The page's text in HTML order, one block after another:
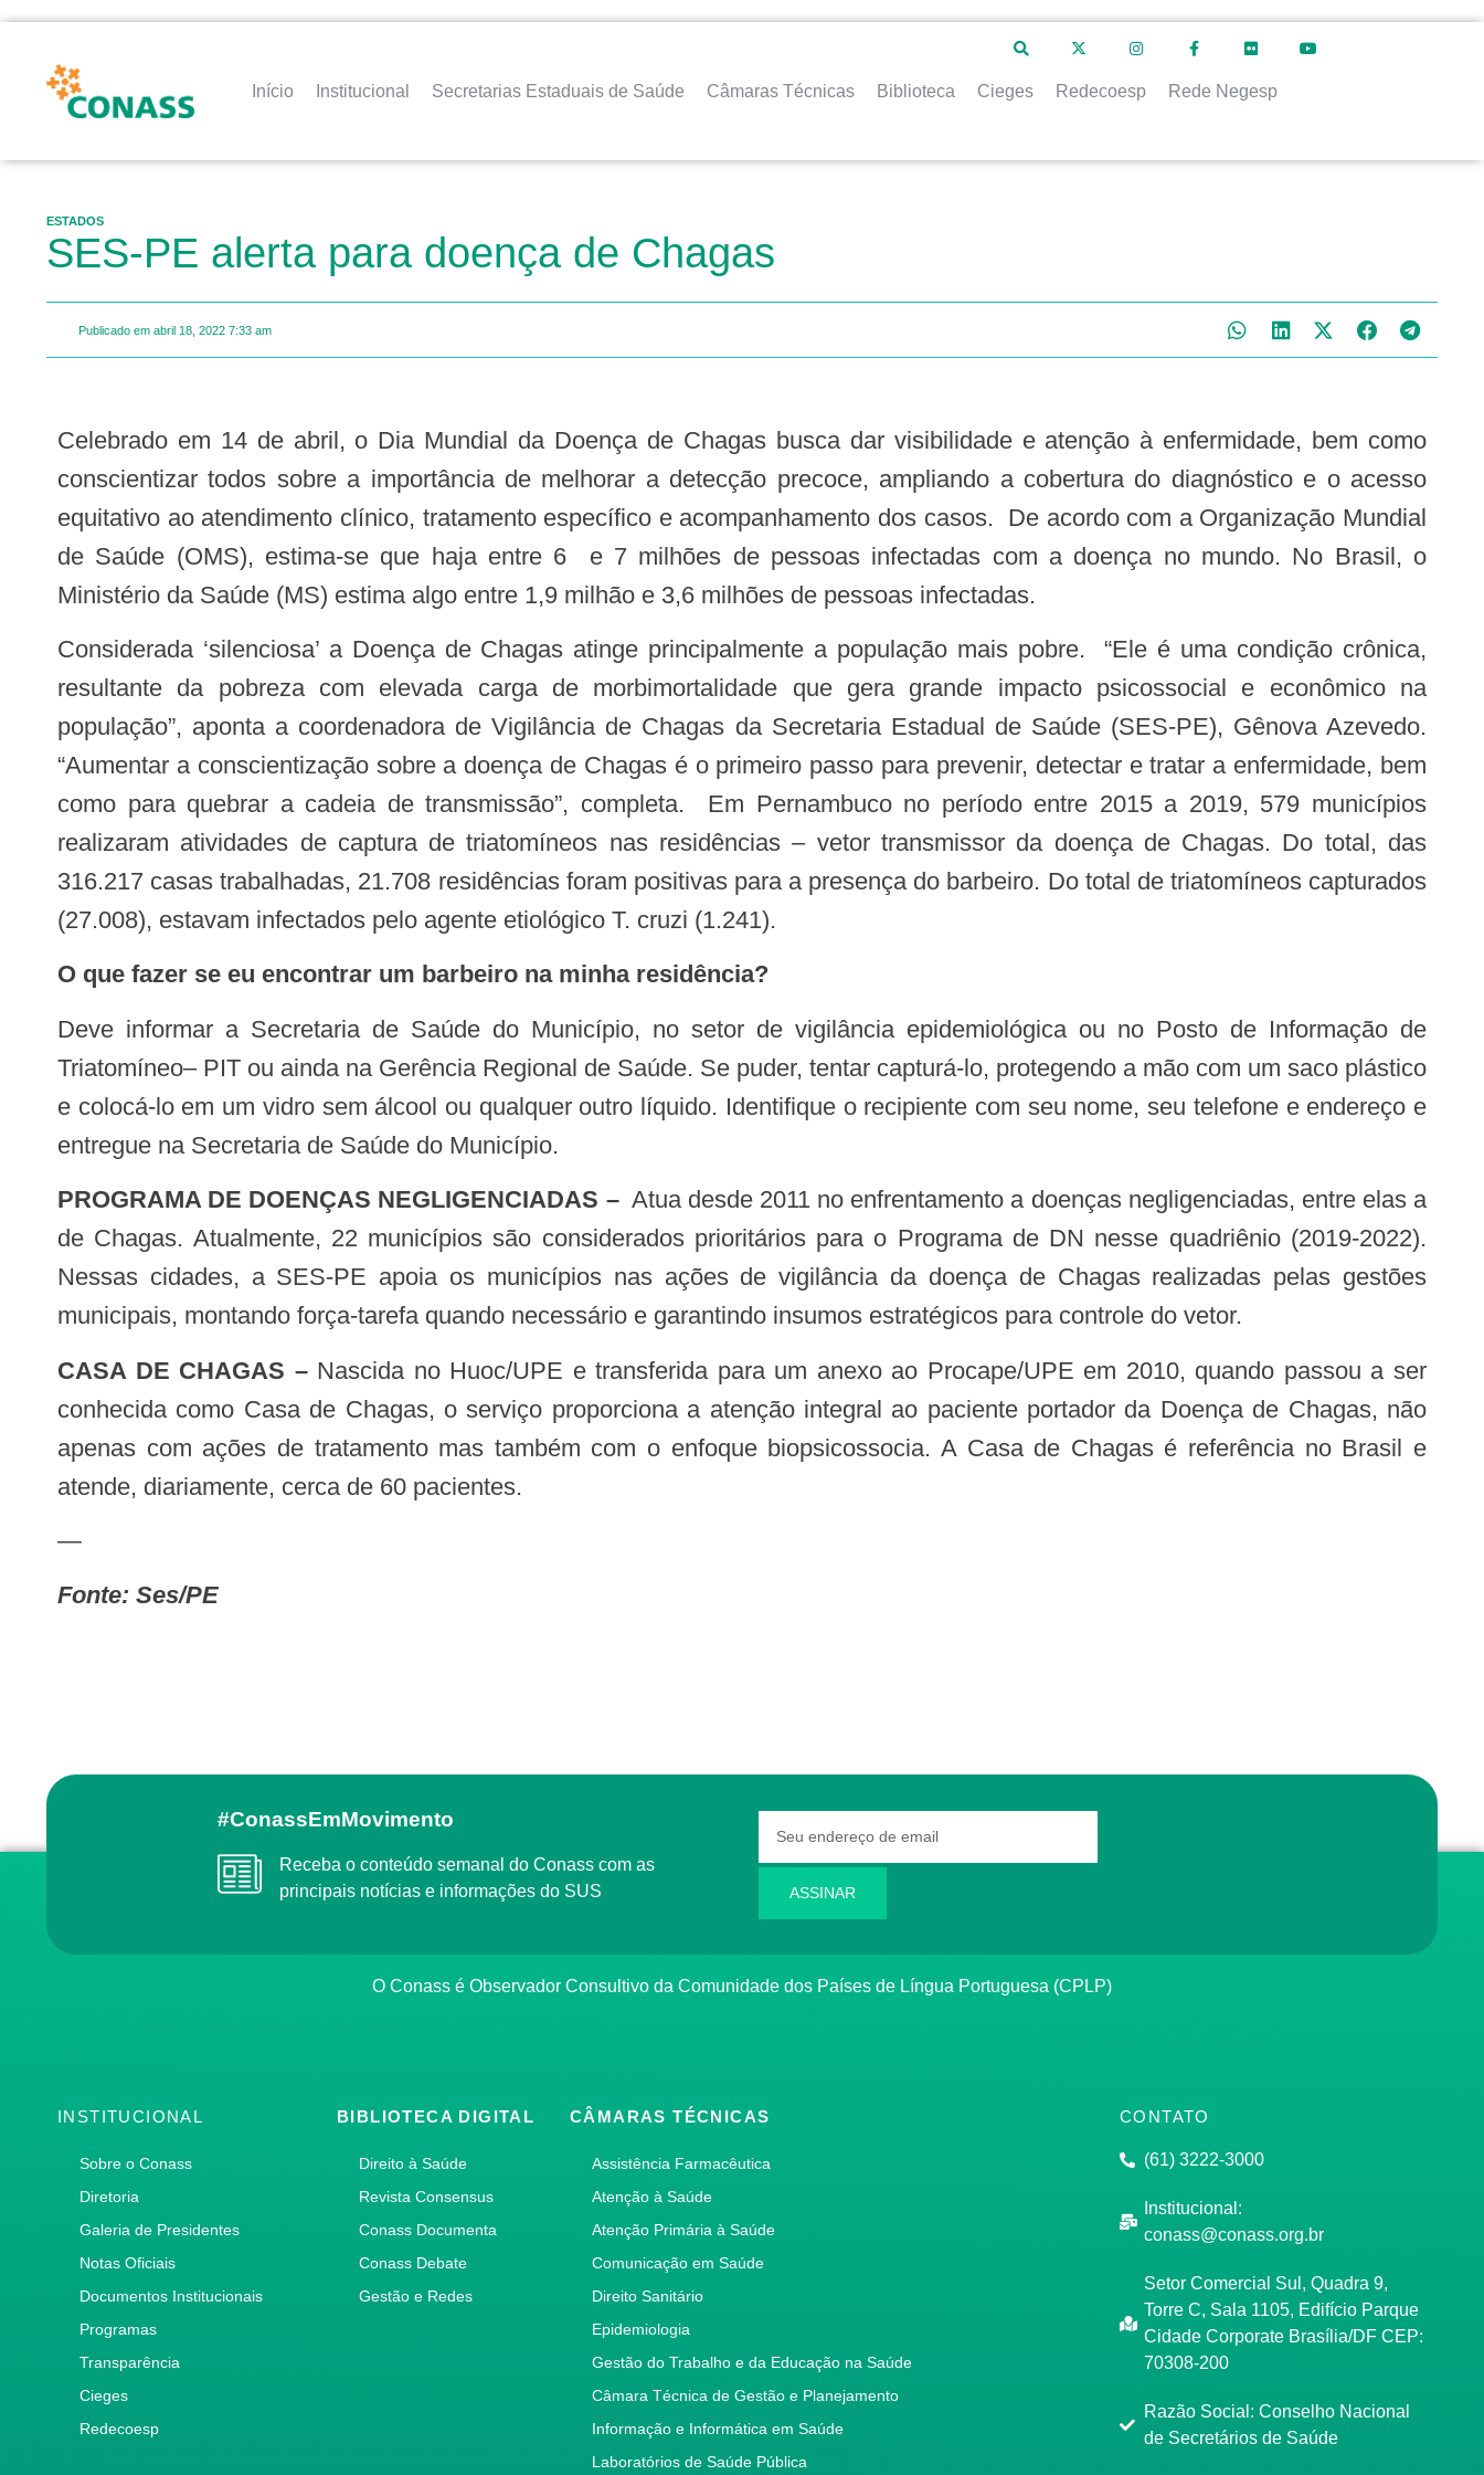
Início Institucional Secretarias Estaduais de Saúde Câmaras Técnicas Biblioteca Cieges Redecoesp Rede Negesp
ESTADOS
SES-PE alerta para doença de Chagas
Publicado em abril 18, 2022 7:33 am
Celebrado em 14 de abril, o Dia Mundial da Doença de Chagas busca dar visibilidade e atenção à enfermidade, bem como
conscientizar todos sobre a importância de melhorar a detecção precoce, ampliando a cobertura do diagnóstico e o acesso
equitativo ao atendimento clínico, tratamento específico e acompanhamento dos casos. De acordo com a Organização Mundial
de Saúde (OMS), estima-se que haja entre 6 e 7 milhões de pessoas infectadas com a doença no mundo. No Brasil, o
Ministério da Saúde (MS) estima algo entre 1,9 milhão e 3,6 milhões de pessoas infectadas.
Considerada ‘silenciosa’ a Doença de Chagas atinge principalmente a população mais pobre. “Ele é uma condição crônica,
resultante da pobreza com elevada carga de morbimortalidade que gera grande impacto psicossocial e econômico na
população”, aponta a coordenadora de Vigilância de Chagas da Secretaria Estadual de Saúde (SES-PE), Gênova Azevedo.
“Aumentar a conscientização sobre a doença de Chagas é o primeiro passo para prevenir, detectar e tratar a enfermidade, bem
como para quebrar a cadeia de transmissão”, completa. Em Pernambuco no período entre 2015 a 2019, 579 municípios
realizaram atividades de captura de triatomíneos nas residências – vetor transmissor da doença de Chagas. Do total, das
316.217 casas trabalhadas, 21.708 residências foram positivas para a presença do barbeiro. Do total de triatomíneos capturados
(27.008), estavam infectados pelo agente etiológico T. cruzi (1.241).
O que fazer se eu encontrar um barbeiro na minha residência?
Deve informar a Secretaria de Saúde do Município, no setor de vigilância epidemiológica ou no Posto de Informação de
Triatomíneo– PIT ou ainda na Gerência Regional de Saúde. Se puder, tentar capturá-lo, protegendo a mão com um saco plástico
e colocá-lo em um vidro sem álcool ou qualquer outro líquido. Identifique o recipiente com seu nome, seu telefone e endereço e
entregue na Secretaria de Saúde do Município.
PROGRAMA DE DOENÇAS NEGLIGENCIADAS –Atua desde 2011 no enfrentamento a doenças negligenciadas, entre elas a
de Chagas. Atualmente, 22 municípios são considerados prioritários para o Programa de DN nesse quadriênio (2019-2022).
Nessas cidades, a SES-PE apoia os municípios nas ações de vigilância da doença de Chagas realizadas pelas gestões
municipais, montando força-tarefa quando necessário e garantindo insumos estratégicos para controle do vetor.
CASA DE CHAGAS – Nascida no Huoc/UPE e transferida para um anexo ao Procape/UPE em 2010, quando passou a ser
conhecida como Casa de Chagas, o serviço proporciona a atenção integral ao paciente portador da Doença de Chagas, não
apenas com ações de tratamento mas também com o enfoque biopsicossocia. A Casa de Chagas é referência no Brasil e
atende, diariamente, cerca de 60 pacientes.
—
Fonte: Ses/PE
#ConassEmMovimento
Receba o conteúdo semanal do Conass com as
principais notícias e informações do SUS
ASSINAR
O Conass é Observador Consultivo da Comunidade dos Países de Língua Portuguesa (CPLP)
INSTITUCIONAL
Sobre o Conass
Diretoria
Galeria de Presidentes
Notas Oficiais
Documentos Institucionais
Programas
Transparência
Cieges
Redecoesp
BIBLIOTECA DIGITAL
Direito à Saúde
Revista Consensus
Conass Documenta
Conass Debate
Gestão e Redes
CÂMARAS TÉCNICAS
Assistência Farmacêutica
Atenção à Saúde
Atenção Primária à Saúde
Comunicação em Saúde
Direito Sanitário
Epidemiologia
Gestão do Trabalho e da Educação na Saúde
Câmara Técnica de Gestão e Planejamento
Informação e Informática em Saúde
Laboratórios de Saúde Pública
CONTATO
(61) 3222-3000
Institucional:
conass@conass.org.br
Setor Comercial Sul, Quadra 9,
Torre C, Sala 1105, Edifício Parque
Cidade Corporate Brasília/DF CEP:
70308-200
Razão Social: Conselho Nacional
de Secretários de Saúde